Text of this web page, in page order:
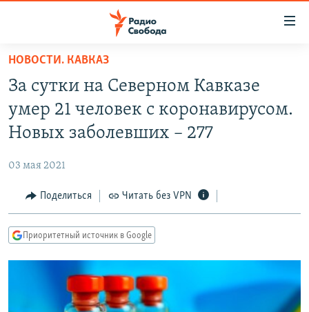
упрощенного
доступа
Вернуться
основному
Вернутся
Вернутся
ПОДКАСТЫ
АВТОРСКИЕ ПРОЕКТЫ
МНЕНИЯ
КУЛЬТУРА
КАВКАЗ.РЕАЛИИ
СЕВЕР.РЕАЛИИ
СИБИРЬ.РЕАЛИИ
НОВОСТИ. КАВКАЗ
За сутки на Северном Кавказе
умер 21 человек с коронавирусом.
Новых заболевших – 277
03 мая 2021
Поделиться Читать без VPN
Приоритетный источник в Google